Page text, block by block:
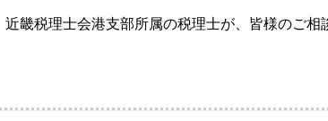
畿税理士会港支部所属の税理士が、皆様のご相